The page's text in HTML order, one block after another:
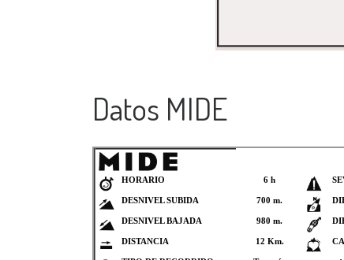
Datos MIDE